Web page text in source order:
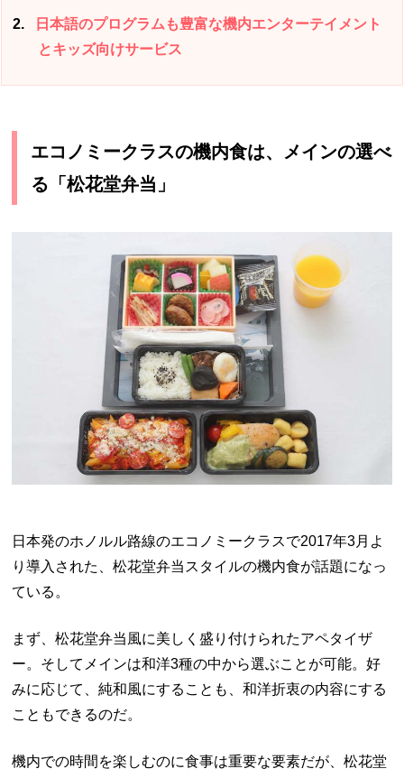
2
日本語のプログラムも豊富な機内エンターテイメント
とキッズ向けサービス
エコノミークラスの機内食は、メインの選べ
る「松花堂弁当」
日本発のホノルル路線のエコノミークラスで2017年3月よ
り導入された、松花堂弁当スタイルの機内食が話題になっ
ている。
まず、松花堂弁当風に美しく盛り付けられたアペタイザ
ー。そしてメインは和洋3種の中から選ぶことが可能。好
みに応じて、純和風にすることも、和洋折衷の内容にする
こともできるのだ。
機内での時間を楽しむのに食事は重要な要素だが、松花堂